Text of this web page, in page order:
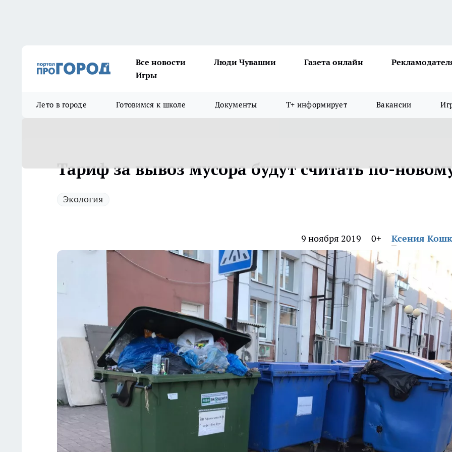
Все новости Люди Чувашии Газета онлайн
Игры
Лето в городе Готовимся к школе Документы Т+ информирует Вакансии
Тариф за вывоз мусора будут считать по-
Экология
9 ноября 2019 0+ Ксения